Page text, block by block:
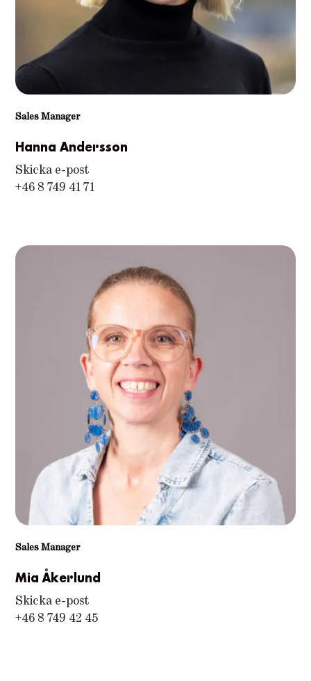
Sales Manager
Hanna Andersson
Skicka e-post
+46 8 749 41 71
Sales Manager
Mia Åkerlund
Skicka e-post
+46 8 749 42 45